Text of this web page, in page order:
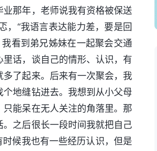
那年，老师说我有资格被保送
，“我语言表达能力差，要是回
看到弟兄姊妹在一起聚会交通
话，谈自己的情形、认识，有
了起来。后来有一次聚会，我
地缝钻进去。我想到从小父母
能呆在无人关注的角落里。那
之后很长一段时间我就把自己
候我也有一些经历认识，但是